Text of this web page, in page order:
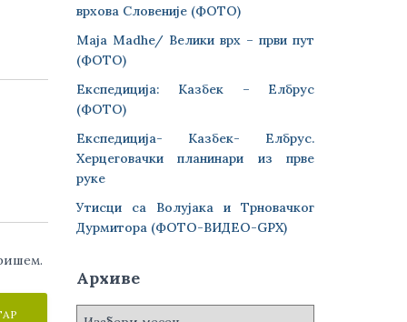
врхова Словеније (ФОТО)
Maja Madhe/ Велики врх – први пут
(ФОТО)
Експедиција: Казбек – Елбрус
(ФОТО)
Експедиција- Казбек- Елбрус.
Херцеговачки планинари из прве
руке
Утисци са Волујака и Трновачког
Дурмитора (ФОТО-ВИДЕО-GPX)
Архиве